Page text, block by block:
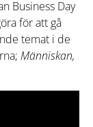
Business Day
för att gå
temat i de
Människan,